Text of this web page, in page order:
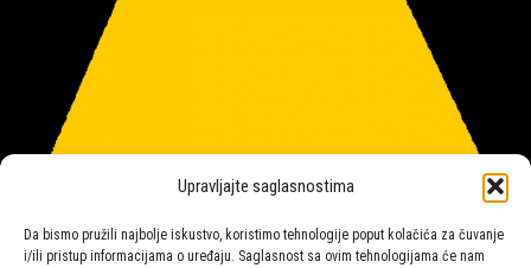
Upravljajte saglasnostima
Da bismo pružili najbolje iskustvo, koristimo tehnologije poput kolačića za čuvanje
i/ili pristup informacijama o uređaju. Saglasnost sa ovim tehnologijama će nam